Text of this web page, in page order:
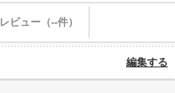
レビュー（--件）
編集する